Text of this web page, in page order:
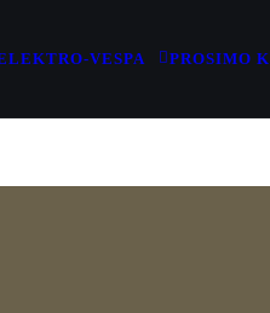
VESPA PROSIMO